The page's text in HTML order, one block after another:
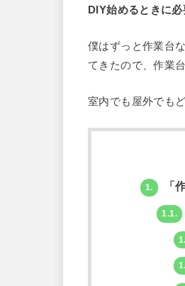
DIY始めるときに必
僕はずっと作業台
てきたので、作業
室内でも屋外でも
1. 「
1.1.